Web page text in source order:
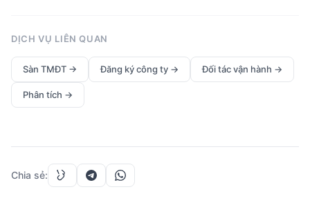
DỊCH VỤ LIÊN QUAN
Sàn TMĐT → Đăng ký công ty → Đối tác vận hành →
Phân tích →
Chia sẻ: